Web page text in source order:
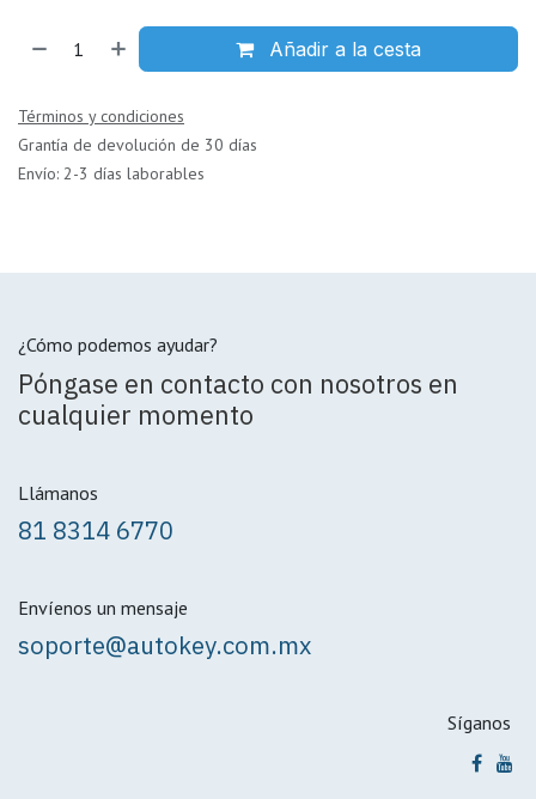
Añadir a la cesta
Términos y condiciones
Grantía de devolución de 30 días
Envío: 2-3 días laborables
¿Cómo podemos ayudar?
Póngase en contacto con nosotros en
cualquier momento
Llámanos
81 8314 6770
Envíenos un mensaje
soporte@autokey.com.mx
Síganos